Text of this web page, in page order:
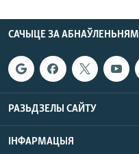
САЧЫЦЕ ЗА АБНАЎЛЕНЬНЯМІ
РАЗЬДЗЕЛЫ САЙТУ
ІНФАРМАЦЫЯ